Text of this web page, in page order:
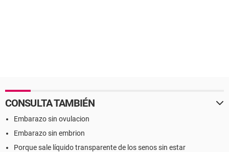
CONSULTA TAMBIÉN
Embarazo sin ovulacion
Embarazo sin embrion
Porque sale líquido transparente de los senos sin estar